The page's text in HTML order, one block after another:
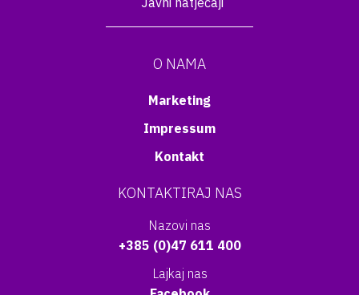
O NAMA
Marketing
Impressum
Kontakt
KONTAKTIRAJ NAS
Nazovi nas
+385 (0)47 611 400
Lajkaj nas